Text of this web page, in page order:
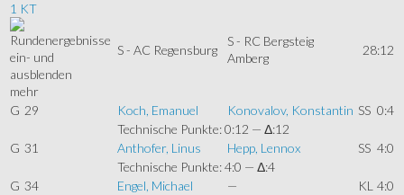
1 KT
mehr
S - AC Regensburg
S - RC Bergsteig
Amberg
28:12
G 29 Koch, Emanuel Konovalov, Konstantin SS 0:4
Technische Punkte: 0:12 — Δ:12
G 31 Anthofer, Linus Hepp, Lennox SS 4:0
Technische Punkte: 4:0 — Δ:4
G 34 Engel, Michael — KL 4:0